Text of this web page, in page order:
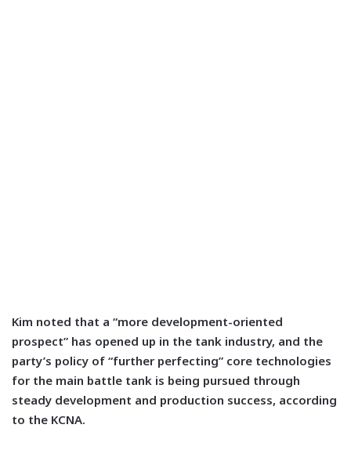
Kim noted that a “more development-oriented
prospect” has opened up in the tank industry, and the
party’s policy of “further perfecting” core technologies
for the main battle tank is being pursued through
steady development and production success, according
to the KCNA.